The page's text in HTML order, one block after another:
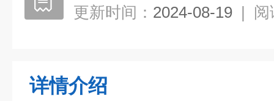
更新时间： 2024-08-19 | 阅
详情介绍